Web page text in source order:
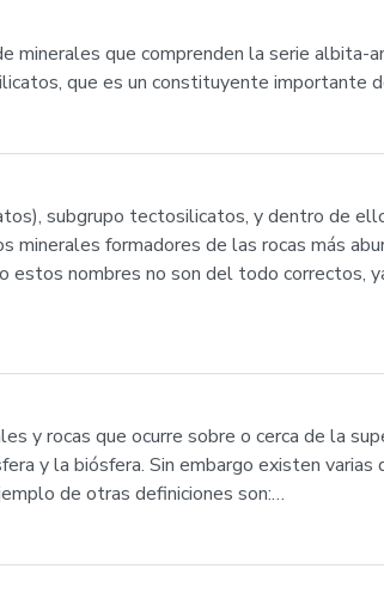
minerales que comprenden la serie albita-
que es un constituyente importante
subgrupo tectosilicatos, y dentro de
minerales formadores de las rocas más
nombres no son del todo correctos,
y rocas que ocurre sobre o cerca de la
y la biósfera. Sin embargo existen varias
de otras definiciones son:…